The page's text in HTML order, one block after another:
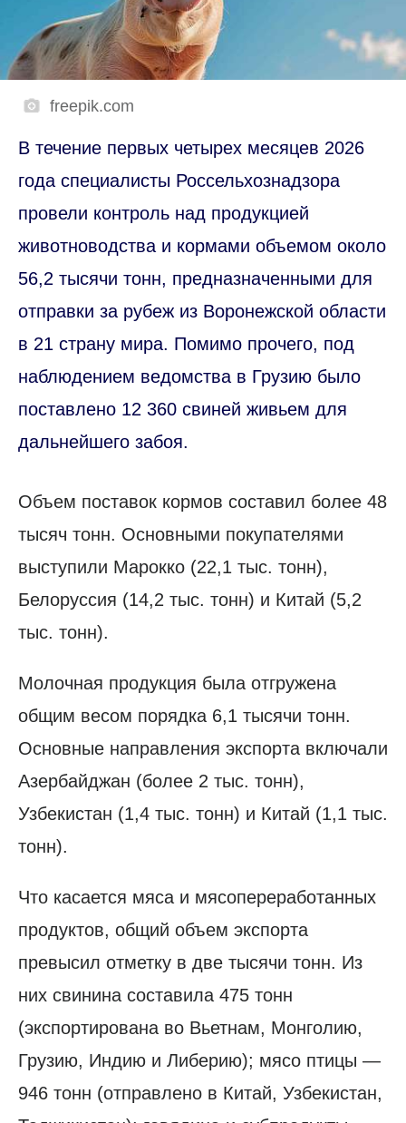
freepik.com
В течение первых четырех месяцев 2026
года специалисты Россельхознадзора
провели контроль над продукцией
животноводства и кормами объемом около
56,2 тысячи тонн, предназначенными для
отправки за рубеж из Воронежской области
в 21 страну мира. Помимо прочего, под
наблюдением ведомства в Грузию было
поставлено 12 360 свиней живьем для
дальнейшего забоя.
Объем поставок кормов составил более 48
тысяч тонн. Основными покупателями
выступили Марокко (22,1 тыс. тонн),
Белоруссия (14,2 тыс. тонн) и Китай (5,2
тыс. тонн).
Молочная продукция была отгружена
общим весом порядка 6,1 тысячи тонн.
Основные направления экспорта включали
Азербайджан (более 2 тыс. тонн),
Узбекистан (1,4 тыс. тонн) и Китай (1,1 тыс.
тонн).
Что касается мяса и мясопереработанных
продуктов, общий объем экспорта
превысил отметку в две тысячи тонн. Из
них свинина составила 475 тонн
(экспортирована во Вьетнам, Монголию,
Грузию, Индию и Либерию); мясо птицы —
946 тонн (отправлено в Китай, Узбекистан,